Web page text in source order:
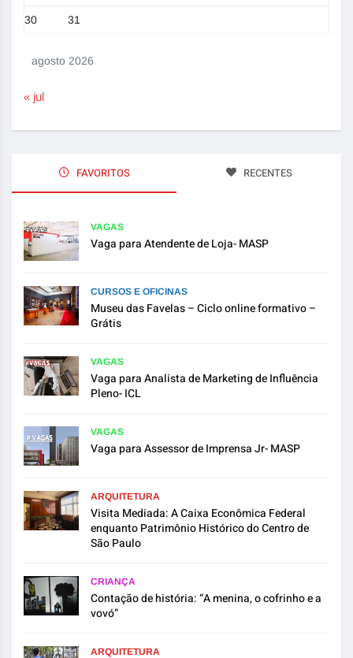
agosto 2026
30 31
« jul
FAVORITOS RECENTES
VAGAS
Vaga para Atendente de Loja- MASP
CURSOS E OFICINAS
Museu das Favelas – Ciclo online formativo –
Grátis
VAGAS
Vaga para Analista de Marketing de Influência
Pleno- ICL
VAGAS
Vaga para Assessor de Imprensa Jr- MASP
ARQUITETURA
Visita Mediada: A Caixa Econômica Federal
enquanto Patrimônio Histórico do Centro de
São Paulo
CRIANÇA
Contação de história: “A menina, o cofrinho e a
vovó”
ARQUITETURA